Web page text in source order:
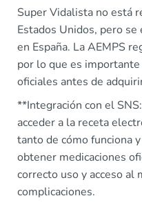
Super Vidalista no está
Estados Unidos, pero
en España. La AEMPS
por lo que es
oficiales antes de
**Integración con el
acceder a la receta
tanto de cómo funciona
obtener medicaciones
correcto uso y acceso al
complicaciones.